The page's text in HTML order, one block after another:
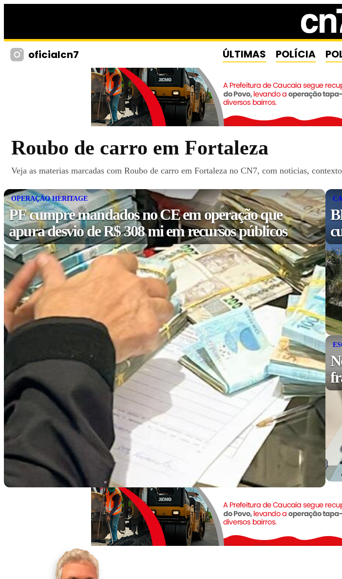
oficialcn7 ÚLTIMAS POLÍCIA
Roubo de carro em Fortaleza
Veja as materias marcadas com Roubo de carro em Fortaleza no CN7, com noticias,
OPERAÇÃO HERITAGE
PF cumpre mandados no CE em operação que
apura desvio de R$ 308 mi em recursos públicos